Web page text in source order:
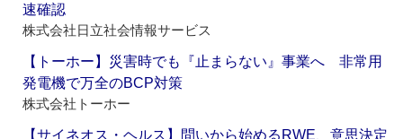
速確認
株式会社日立社会情報サービス
【トーホー】災害時でも『止まらない』事業へ 非常用
発電機で万全のBCP対策
株式会社トーホー
【サイネオス・ヘルス】問いから始めるRWE、意思決定